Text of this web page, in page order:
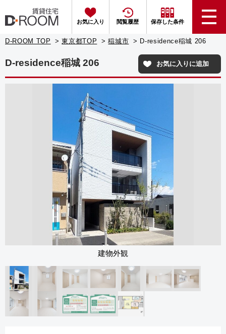
お気に入り 閲覧履歴 保存した条件
D-ROOM TOP 東京都TOP 稲城市 D-residence稲城 206
D-residence稲城 206 お気に入りに追加
建物外観